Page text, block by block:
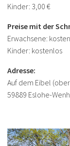
Kinder: 3,00 €
Preise mit der
Erwachsene:
Kinder: kostenlos
Adresse:
Auf dem Eibel
59889 Eslohe-